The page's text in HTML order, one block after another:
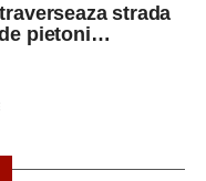
strada
pietoni…